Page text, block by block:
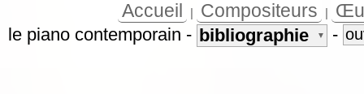
Accueil Compositeurs
le piano contemporain - bibliographie ▼ -